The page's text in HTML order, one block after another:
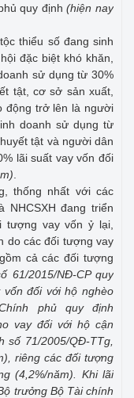
quy định(hiện nay
thiểu số đang sinh
đặc biệt khó khăn,
sử dụng từ 30%
tật, cơ sở sản xuất,
động trở lên là người
doanh sử dụng từ
tật và người dân
lãi suất vay vốn đối
thống nhất với các
đang triển
tượng vay vốn ỷ lại,
do các đối tượng vay
cả các đối tượng
61/2015/NĐ-CP quy
đối với hộ nghèo
phủ quy định
vay đối với hộ cận
số 71/2005/QĐ-TTg,
riêng các đối tượng
(4,2%/năm). Khi lãi
trưởng Bộ Tài chính